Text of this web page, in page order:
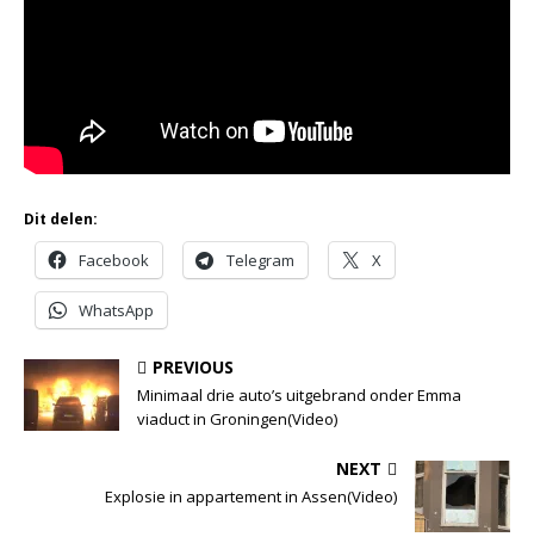
Dit delen:
Facebook Telegram X
WhatsApp
PREVIOUS
Minimaal drie auto’s uitgebrand onder Emma
viaduct in Groningen(Video)
NEXT
Explosie in appartement in Assen(Video)